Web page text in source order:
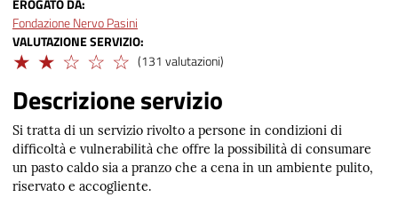
EROGATO DA
Fondazione Nervo Pasini
VALUTAZIONE SERVIZIO
Limitato (131 valutazioni)
Descrizione servizio
Si tratta di un servizio rivolto a persone in condizioni di
difficoltà e vulnerabilità che offre la possibilità di consumare
un pasto caldo sia a pranzo che a cena in un ambiente pulito,
riservato e accogliente.